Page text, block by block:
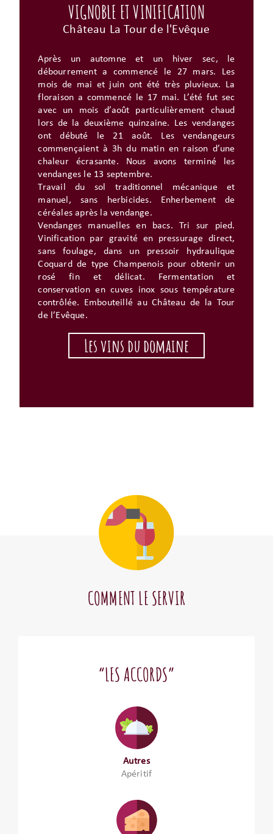
VIGNOBLE ET VINIFICATION
Château La Tour de l'Evêque
Après un automne et un hiver sec, le
débourrement a commencé le 27 mars. Les
mois de mai et juin ont été très pluvieux. La
floraison a commencé le 17 mai. L’été fut sec
avec un mois d’août particulièrement chaud
lors de la deuxième quinzaine. Les vendanges
ont débuté le 21 août. Les vendangeurs
commençaient à 3h du matin en raison d’une
chaleur écrasante. Nous avons terminé les
vendanges le 13 septembre.
Travail du sol traditionnel mécanique et
manuel, sans herbicides. Enherbement de
céréales après la vendange.
Vendanges manuelles en bacs. Tri sur pied.
Vinification par gravité en pressurage direct,
sans foulage, dans un pressoir hydraulique
Coquard de type Champenois pour obtenir un
rosé fin et délicat. Fermentation et
conservation en cuves inox sous température
contrôlée. Embouteillé au Château de la Tour
de l’Evêque.
Les vins du domaine
COMMENT LE SERVIR
“LES ACCORDS”
Autres
Apéritif